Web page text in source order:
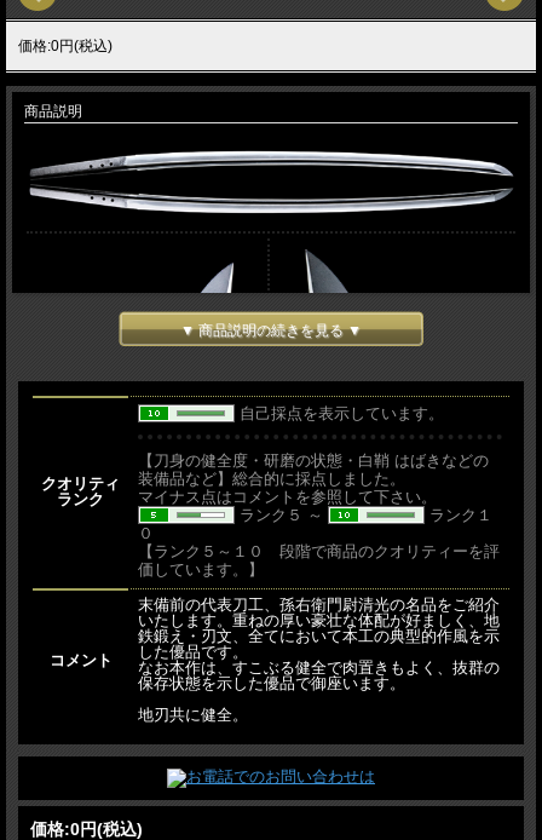
価格:0円(税込)
商品説明
▼ 商品説明の続きを見る ▼
クオリティ
ランク
自己採点を表示しています。
【刀身の健全度・研磨の状態・白鞘 はばきなどの
装備品など】総合的に採点しました。
マイナス点はコメントを参照して下さい。
ランク５ ～
ランク１
０
【ランク５～１０ 段階で商品のクオリティーを評
価しています。】
コメント
末備前の代表刀工、孫右衛門尉清光の名品をご紹介
いたします。重ねの厚い豪壮な体配が好ましく、地
鉄鍛え・刃文、全てにおいて本工の典型的作風を示
した優品です。
なお本作は、すこぶる健全で肉置きもよく、抜群の
保存状態を示した優品で御座います。
地刃共に健全。
価格:0円(税込)